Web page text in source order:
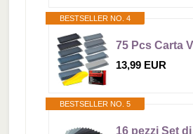
BESTSELLER NO. 4
13,99 EUR
BESTSELLER NO. 5